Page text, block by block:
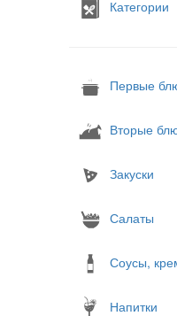
Категории
Первые
Вторые
Закуски
Салаты
Соусы,
Напитки